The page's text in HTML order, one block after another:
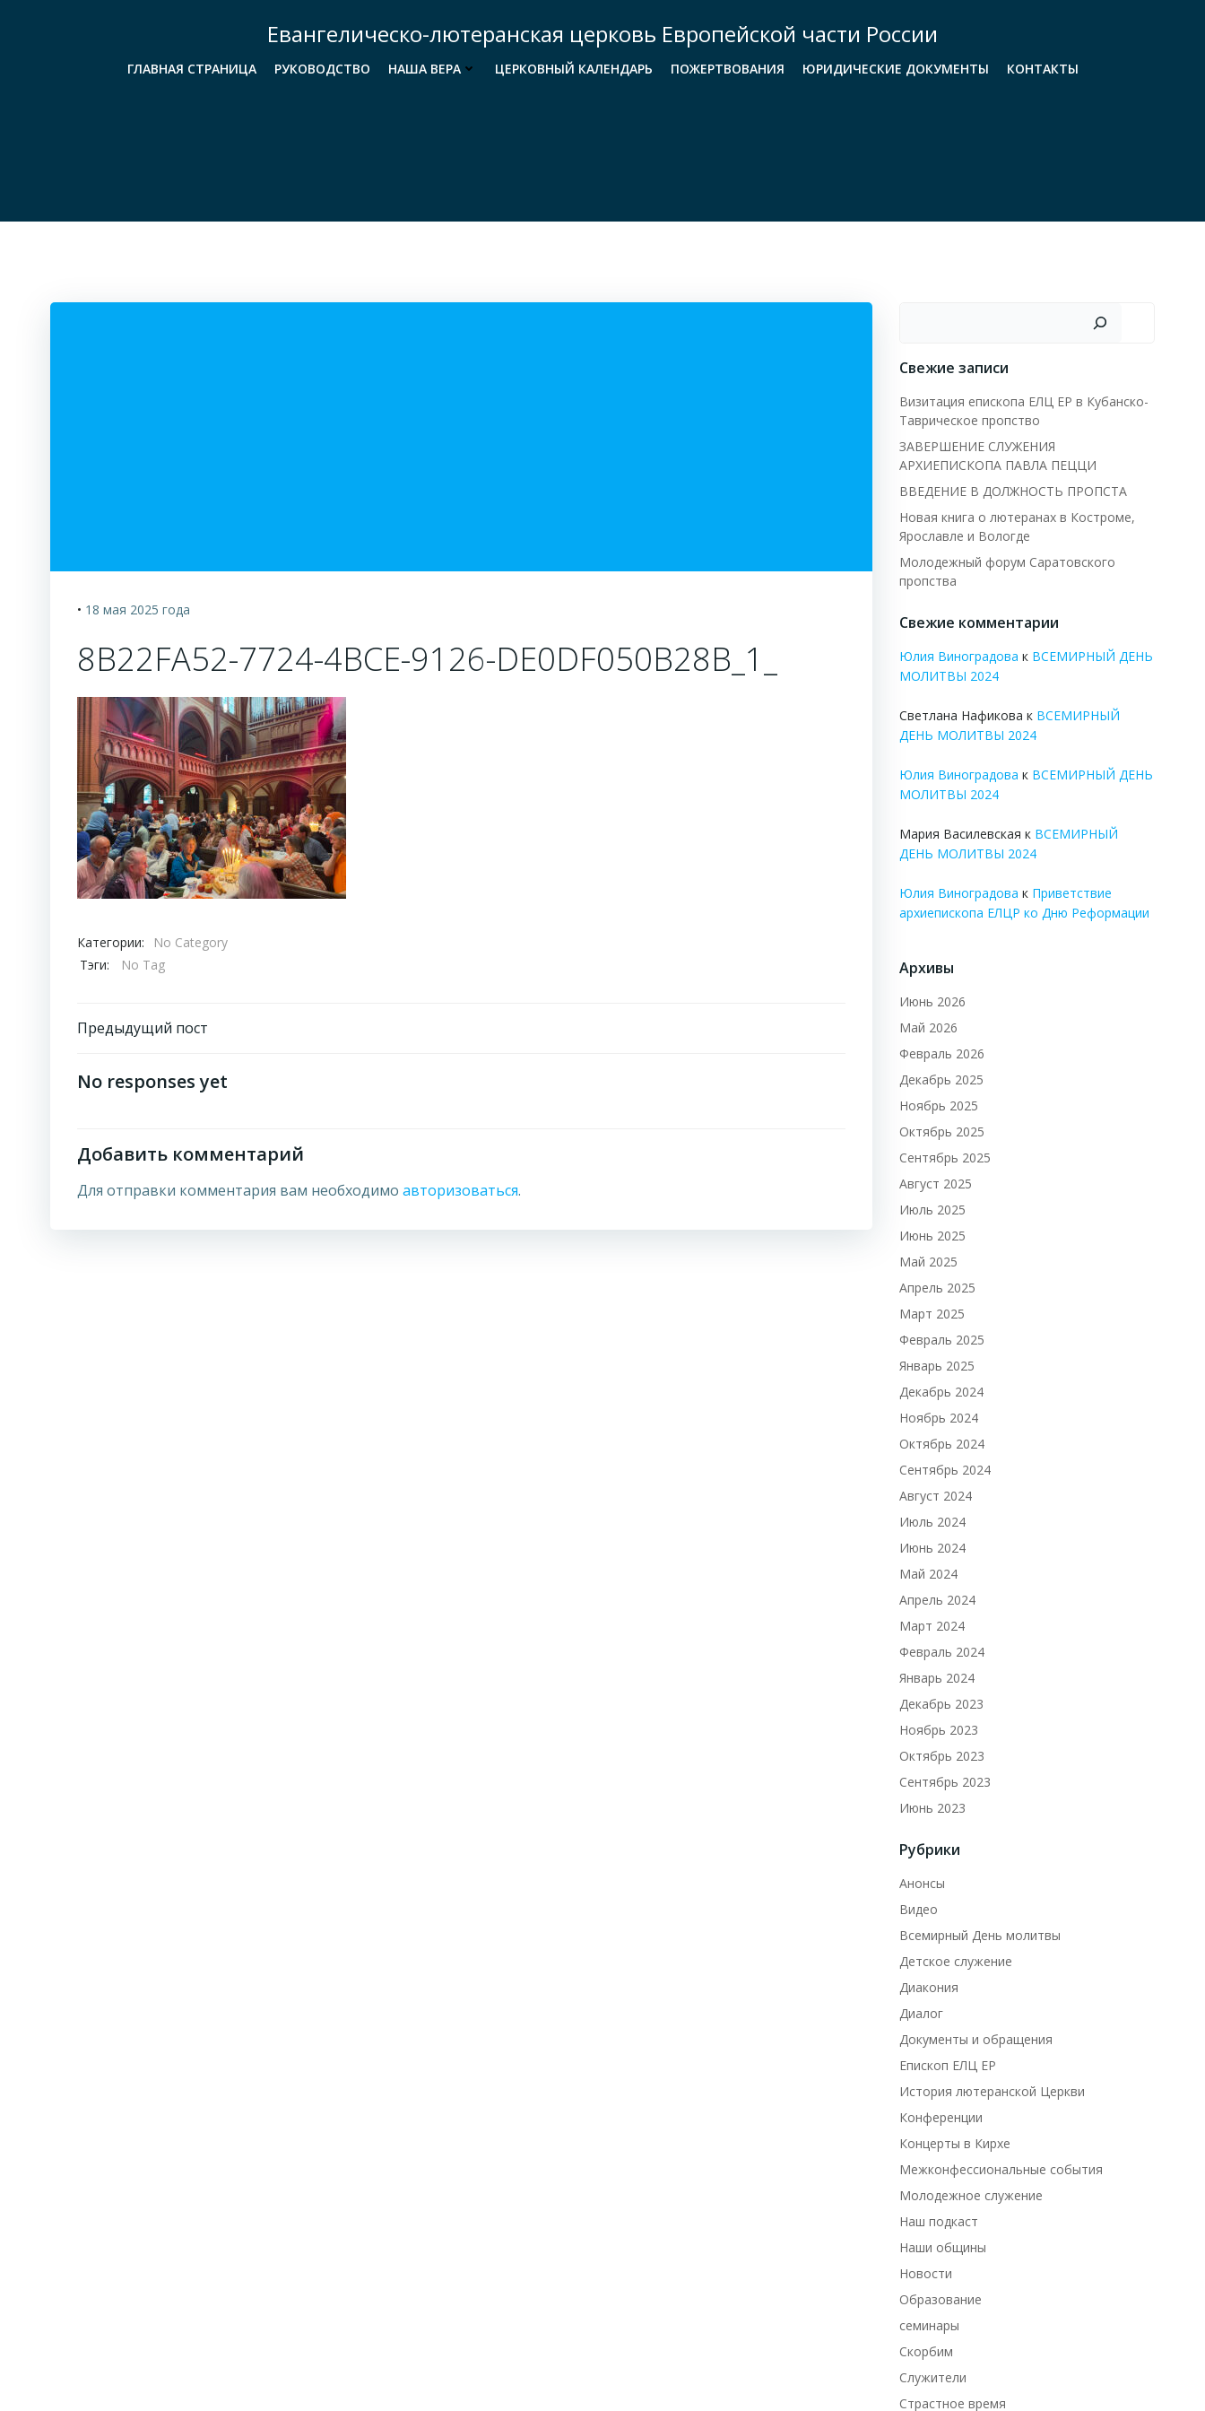
Евангелическо-лютеранская церковь Европейской части России
ГЛАВНАЯ СТРАНИЦА РУКОВОДСТВО НАША ВЕРА ЦЕРКОВНЫЙ КАЛЕНДАРЬ ПОЖЕРТВОВАНИЯ ЮРИДИЧЕСКИЕ ДОКУМЕНТЫ КОНТАКТЫ
• 18 мая 2025 года
8B22FA52-7724-4BCE-9126-DE0DF050B28B_1_
Категории:
No Category
Тэги:
No Tag
Навигация
по
Предыдущий пост
No responses yet
Добавить комментарий
Для отправки комментария вам необходимо авторизоваться.
Свежие записи
Визитация епископа ЕЛЦ ЕР в Кубанско-
Таврическое пропство
ЗАВЕРШЕНИЕ СЛУЖЕНИЯ
АРХИЕПИСКОПА ПАВЛА ПЕЦЦИ
ВВЕДЕНИЕ В ДОЛЖНОСТЬ ПРОПСТА
Новая книга о лютеранах в Костроме,
Ярославле и Вологде
Молодежный форум Саратовского
пропства
Свежие комментарии
Юлия Виноградова к ВСЕМИРНЫЙ ДЕНЬ
МОЛИТВЫ 2024
Светлана Нафикова к ВСЕМИРНЫЙ
ДЕНЬ МОЛИТВЫ 2024
Юлия Виноградова к ВСЕМИРНЫЙ ДЕНЬ
МОЛИТВЫ 2024
Мария Василевская к ВСЕМИРНЫЙ
ДЕНЬ МОЛИТВЫ 2024
Юлия Виноградова к Приветствие
архиепископа ЕЛЦР ко Дню Реформации
Архивы
Июнь 2026
Май 2026
Февраль 2026
Декабрь 2025
Ноябрь 2025
Октябрь 2025
Сентябрь 2025
Август 2025
Июль 2025
Июнь 2025
Май 2025
Апрель 2025
Март 2025
Февраль 2025
Январь 2025
Декабрь 2024
Ноябрь 2024
Октябрь 2024
Сентябрь 2024
Август 2024
Июль 2024
Июнь 2024
Май 2024
Апрель 2024
Март 2024
Февраль 2024
Январь 2024
Декабрь 2023
Ноябрь 2023
Октябрь 2023
Сентябрь 2023
Июнь 2023
Рубрики
Анонсы
Видео
Всемирный День молитвы
Детское служение
Диакония
Диалог
Документы и обращения
Епископ ЕЛЦ ЕР
История лютеранской Церкви
Конференции
Концерты в Кирхе
Межконфессиональные события
Молодежное служение
Наш подкаст
Наши общины
Новости
Образование
семинары
Скорбим
Служители
Страстное время